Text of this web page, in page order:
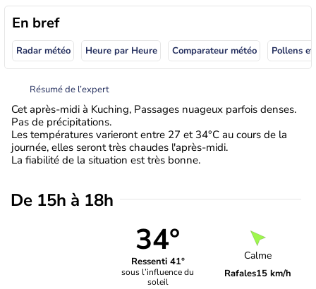
En bref
Radar météo Heure par Heure Comparateur météo Pollens
Résumé de l’expert
Cet après-midi à Kuching, Passages nuageux parfois denses.
Pas de précipitations.
Les températures varieront entre 27 et 34°C au cours de la
journée, elles seront très chaudes l'après-midi.
La fiabilité de la situation est très bonne.
De 15h à 18h
34°
Ressenti 41°
sous l’influence du
soleil
Calme
Rafales15 km/h